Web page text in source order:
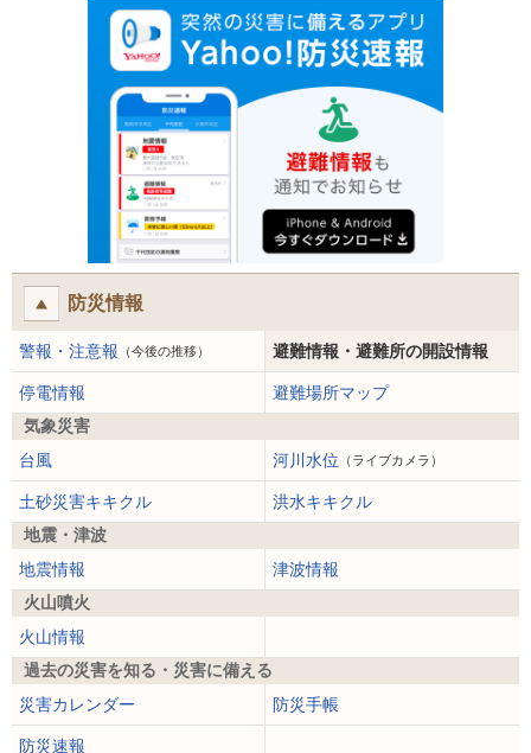
防災情報
警報・注意報 （今後の推移） 避難情報・避難所の開設情報
停電情報
避難場所マップ
気象災害
台風
河川水位 （ライブカメラ）
土砂災害キキクル
洪水キキクル
地震・津波
地震情報
津波情報
火山噴火
火山情報
過去の災害を知る・災害に備える
災害カレンダー
防災手帳
防災速報